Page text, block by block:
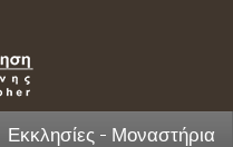
Εκκλησίες - Μοναστήρια